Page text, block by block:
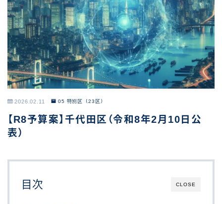
2026.02.11 05 特別区（23区）
【R8予算案】千代田区（令和8年2月10日公
表）
CLOSE
目次